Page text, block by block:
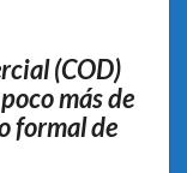
(COD)
más de
formal de